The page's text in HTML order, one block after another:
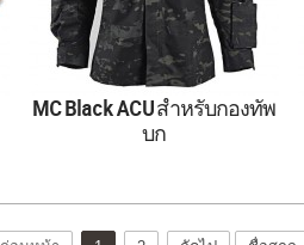
Uniform สำหรับอเมริกาใต้
MC Black ACU สำหรับกองทัพ
บก